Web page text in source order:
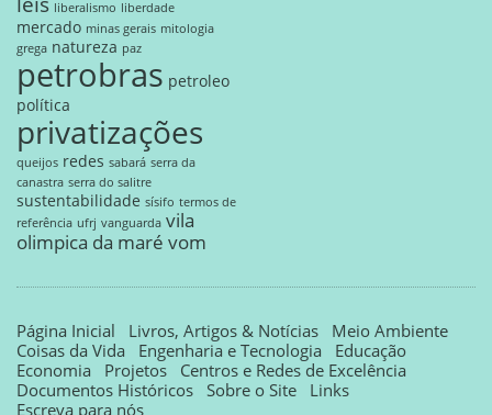
liberalismo liberdade
mercado minas gerais mitologia
grega natureza paz
petrobras petroleo
política
privatizações
queijos redes sabará serra da
canastra serra do salitre
sustentabilidade sísifo termos de
referência ufrj vanguarda vila
olimpica da maré vom
Página Inicial Livros, Artigos & Notícias
Meio Ambiente
Coisas da Vida
Engenharia e Tecnologia
Educação
Economia
Projetos
Centros e Redes de Excelência
Documentos Históricos Sobre o Site
Links
Escreva para nós